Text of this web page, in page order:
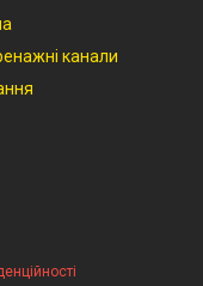
канали